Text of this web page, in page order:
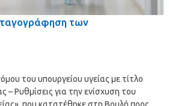
των
του υπουργείου υγείας με τίτλο
– Ρυθμίσεις για την ενίσχυση του